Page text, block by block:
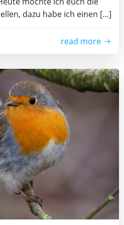
dazu habe ich einen […]
read more